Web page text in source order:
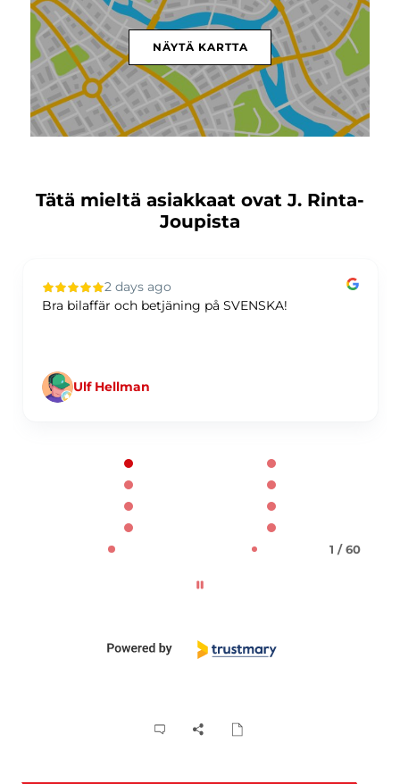
NÄYTÄ KARTTA
Tätä mieltä asiakkaat ovat J. Rinta-
Joupista
2 days ago
Bra bilaffär och betjäning på SVENSKA!
Ulf Hellman
1 / 60